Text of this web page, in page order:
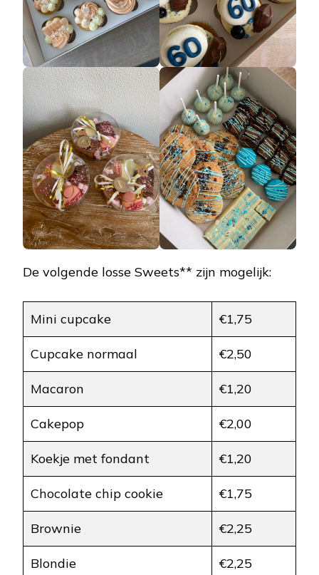
De volgende losse Sweets** zijn mogelijk:
Mini cupcake €1,75
Cupcake normaal €2,50
Macaron €1,20
Cakepop €2,00
Koekje met fondant €1,20
Chocolate chip cookie €1,75
Brownie €2,25
Blondie €2,25